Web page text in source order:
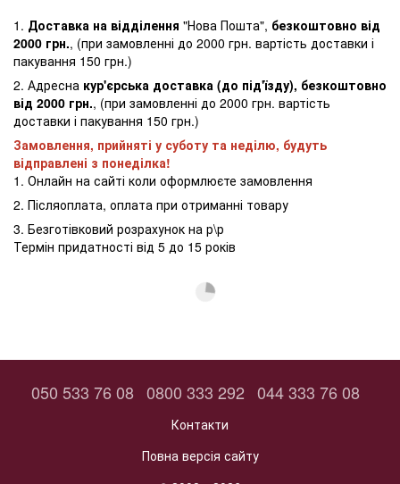
1. Доставка на відділення "Нова Пошта", безкоштовно від
2000 грн., (при замовленні до 2000 грн. вартість доставки і
пакування 150 грн.)
2. Адресна кур'єрська доставка (до під'їзду), безкоштовно
від 2000 грн., (при замовленні до 2000 грн. вартість
доставки і пакування 150 грн.)
Замовлення, прийняті у суботу та неділю, будуть
відправлені з понеділка!
1. Онлайн на сайті коли оформлюєте замовлення
2. Післяоплата, оплата при отриманні товару
3. Безготівковий розрахунок на р\р
Термін придатності від 5 до 15 років
050 533 76 08 0800 333 292 044 333 76 08
Контакти
Повна версія сайту